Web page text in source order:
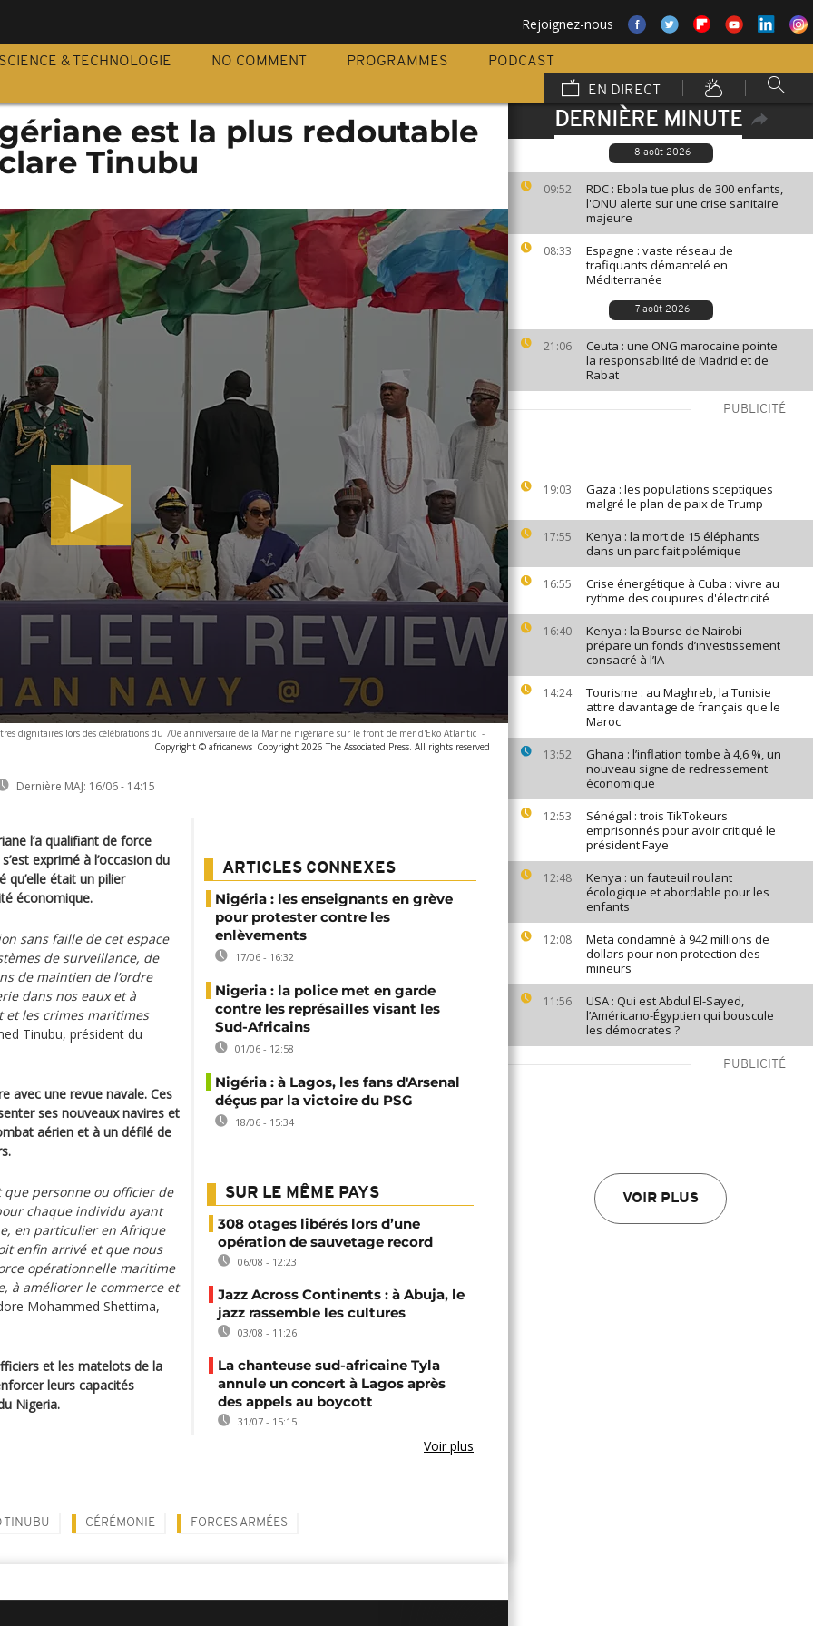
Rejoignez-nous
SCIENCE & TECHNOLOGIE NO COMMENT PROGRAMMES
PODCAST
EN DIRECT
DERNIÈRE MINUTE
8 août 2026
09:52
RDC : Ebola tue plus de 300 enfants,
l'ONU alerte sur une crise sanitaire
majeure
08:33
Espagne : vaste réseau de
trafiquants démantelé en
Méditerranée
7 août 2026
21:06
Ceuta : une ONG marocaine pointe
la responsabilité de Madrid et de
Rabat
PUBLICITÉ
19:03
Gaza : les populations sceptiques
malgré le plan de paix de Trump
17:55
Kenya : la mort de 15 éléphants
dans un parc fait polémique
16:55
Crise énergétique à Cuba : vivre au
rythme des coupures d'électricité
16:40
Kenya : la Bourse de Nairobi
prépare un fonds d’investissement
consacré à l’IA
14:24
Tourisme : au Maghreb, la Tunisie
attire davantage de français que le
Maroc
13:52
Ghana : l’inflation tombe à 4,6 %, un
nouveau signe de redressement
économique
12:53
Sénégal : trois TikTokeurs
emprisonnés pour avoir critiqué le
président Faye
12:48
Kenya : un fauteuil roulant
écologique et abordable pour les
enfants
12:08
Meta condamné à 942 millions de
dollars pour non protection des
mineurs
11:56
USA : Qui est Abdul El-Sayed,
l’Américano-Égyptien qui bouscule
les démocrates ?
PUBLICITÉ
VOIR PLUS
est la plus redoutable
Tinubu
dignitaires lors des célébrations du 70e anniversaire de la Marine nigériane sur le front de mer d'Eko Atlantic -
Copyright © africanews Copyright 2026 The Associated Press. All rights reserved
Dernière MAJ: 16/06 - 14:15
l’a qualifiant de force
exprimé à l’occasion du
qu’elle était un pilier
économique.
sans faille de cet espace
de surveillance, de
de maintien de l’ordre
dans nos eaux et à
les crimes maritimes
Tinubu, président du
avec une revue navale. Ces
ses nouveaux navires et
aérien et à un défilé de
personne ou officier de
chaque individu ayant
en particulier en Afrique
enfin arrivé et que nous
opérationnelle maritime
à améliorer le commerce et
Mohammed Shettima,
et les matelots de la
leurs capacités
Nigeria.
ARTICLES CONNEXES
Nigéria : les enseignants en grève
pour protester contre les
enlèvements
17/06 - 16:32
Nigeria : la police met en garde
contre les représailles visant les
Sud-Africains
01/06 - 12:58
Nigéria : à Lagos, les fans d'Arsenal
déçus par la victoire du PSG
18/06 - 15:34
SUR LE MÊME PAYS
308 otages libérés lors d’une
opération de sauvetage record
06/08 - 12:23
Jazz Across Continents : à Abuja, le
jazz rassemble les cultures
03/08 - 11:26
La chanteuse sud-africaine Tyla
annule un concert à Lagos après
des appels au boycott
31/07 - 15:15
Voir plus
TINUBU CÉRÉMONIE FORCES ARMÉES